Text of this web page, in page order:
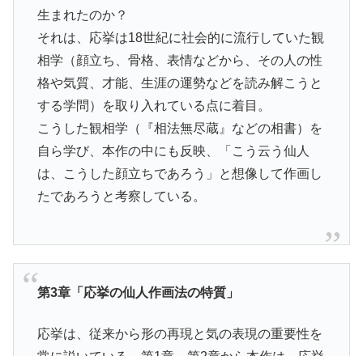
生まれたのか？
それは、応挙は18世紀に社会的に流行していた観
相学（顔立ち、骨格、表情などから、その人の性
格や気質、才能、生涯の運勢などを読み解こうと
する学問）を取り入れている点に着目。
こうした観相学（『相法無尽蔵』などの相書）を
自ら学び、本作の中にも反映、「こう云う仙人
は、こうした顔立ちであろう」と想像して作画し
たであろうと考察している。
第3章「応挙の仙人作画法の特質」
応挙は、従来から形の再現と気の表現の重要性を